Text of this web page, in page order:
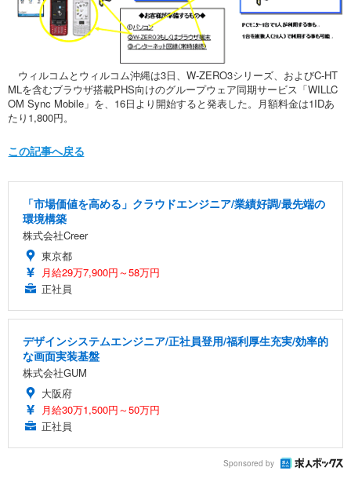
ウィルコムとウィルコム沖縄は3日、W-ZERO3シリーズ、およびC-HT
MLを含むブラウザ搭載PHS向けのグループウェア同期サービス「WILLC
OM Sync Mobile」を、16日より開始すると発表した。月額料金は1IDあ
たり1,800円。
この記事へ戻る
「市場価値を高める」クラウドエンジニア/業績好調/最先端の
環境構築
株式会社Creer
東京都
月給29万7,900円～58万円
正社員
デザインシステムエンジニア/正社員登用/福利厚生充実/効率的
な画面実装基盤
株式会社GUM
大阪府
月給30万1,500円～50万円
正社員
Sponsored by